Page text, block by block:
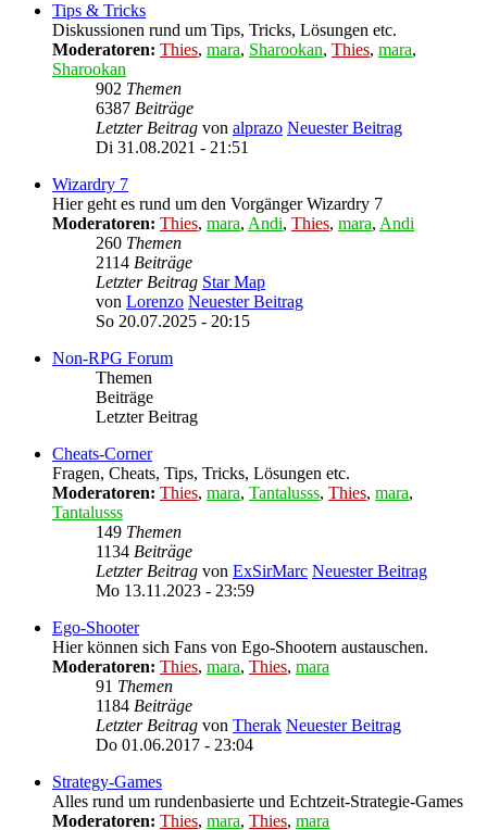
Tips & Tricks
Diskussionen rund um Tips, Tricks, Lösungen etc.
Moderatoren: Thies, mara, Sharookan, Thies, mara,
Sharookan
902 Themen
6387 Beiträge
Letzter Beitrag von alprazo Neuester Beitrag
Di 31.08.2021 - 21:51
Wizardry 7
Hier geht es rund um den Vorgänger Wizardry 7
Moderatoren: Thies, mara, Andi, Thies, mara, Andi
260 Themen
2114 Beiträge
Letzter Beitrag Star Map
von Lorenzo Neuester Beitrag
So 20.07.2025 - 20:15
Non-RPG Forum
Themen
Beiträge
Letzter Beitrag
Cheats-Corner
Fragen, Cheats, Tips, Tricks, Lösungen etc.
Moderatoren: Thies, mara, Tantalusss, Thies, mara,
Tantalusss
149 Themen
1134 Beiträge
Letzter Beitrag von ExSirMarc Neuester Beitrag
Mo 13.11.2023 - 23:59
Ego-Shooter
Hier können sich Fans von Ego-Shootern austauschen.
Moderatoren: Thies, mara, Thies, mara
91 Themen
1184 Beiträge
Letzter Beitrag von Therak Neuester Beitrag
Do 01.06.2017 - 23:04
Strategy-Games
Alles rund um rundenbasierte und Echtzeit-Strategie-Games
Moderatoren: Thies, mara, Thies, mara